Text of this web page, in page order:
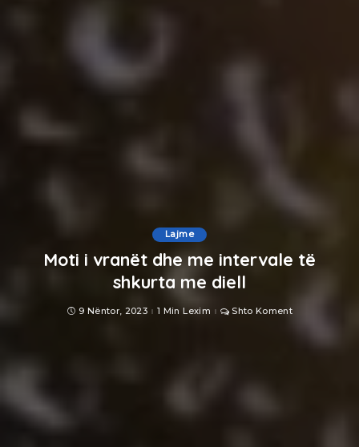
Lajme
Moti i vranët dhe me intervale të
shkurta me diell
9 Nëntor, 2023 1 Min Lexim Shto Koment